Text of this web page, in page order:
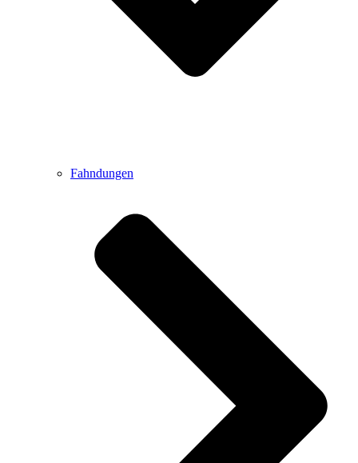
Fahndungen